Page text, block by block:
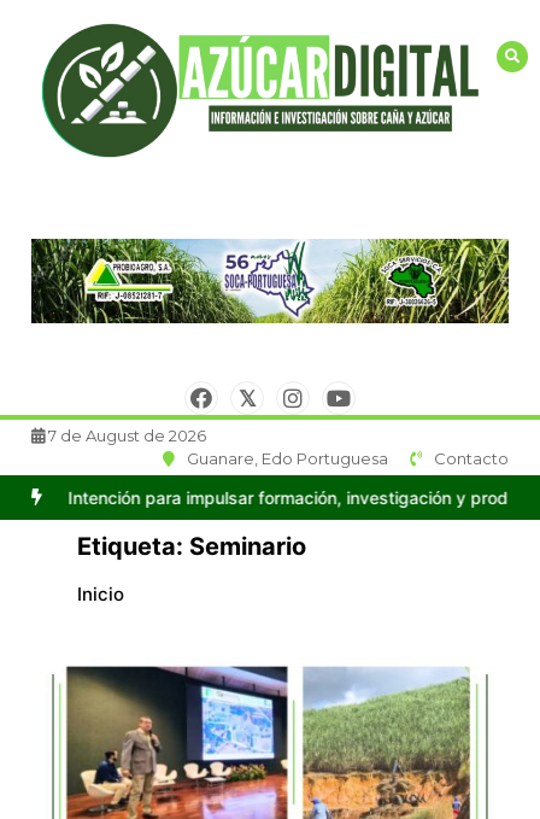
contenido
7 de August de 2026
Guanare, Edo Portuguesa
Contacto
impulsar formación, investigación y producción en Caña de
Etiqueta: Seminario
Inicio